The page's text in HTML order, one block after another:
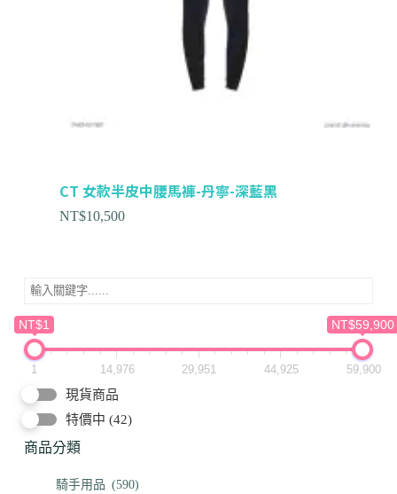
NT$1 NT$59,900
1 14,976 29,951 44,925 59,900
現貨商品
特價中 (42)
商品分類
騎手用品 (590)
CT 女款半皮中腰馬褲-丹寧-深藍黑
NT$10,500